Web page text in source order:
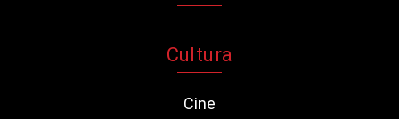
Cultura
Cine